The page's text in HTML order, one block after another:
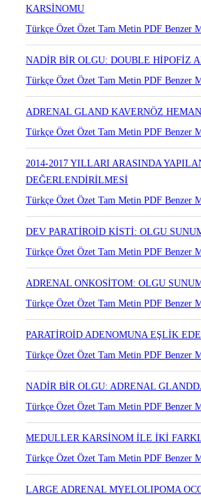
TALL CELL VARYANT PAPİLLER
KARSİNOMU
Türkçe ÖzetÖzetTam MetinPDFBenzer
NADİR BİR OLGU: DOUBLE HİPOFİZ
Türkçe ÖzetÖzetTam MetinPDFBenzer
ADRENAL GLAND KAVERNÖZ
Türkçe ÖzetÖzetTam MetinPDFBenzer
2014-2017 YILLARI ARASINDA
DEĞERLENDİRİLMESİ
Türkçe ÖzetÖzetTam MetinPDFBenzer
DEV PARATİROİD KİSTİ: OLGU
Türkçe ÖzetÖzetTam MetinPDFBenzer
ADRENAL ONKOSİTOM: OLGU
Türkçe ÖzetÖzetTam MetinPDFBenzer
PARATİROİD ADENOMUNA EŞLİK
Türkçe ÖzetÖzetTam MetinPDFBenzer
NADİR BİR OLGU: ADRENAL
Türkçe ÖzetÖzetTam MetinPDFBenzer
MEDULLER KARSİNOM İLE İKİ
Türkçe ÖzetÖzetTam MetinPDFBenzer